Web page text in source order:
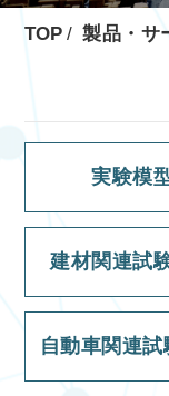
TOP 製品・サ
実験模
建材関連試
自動車関連試